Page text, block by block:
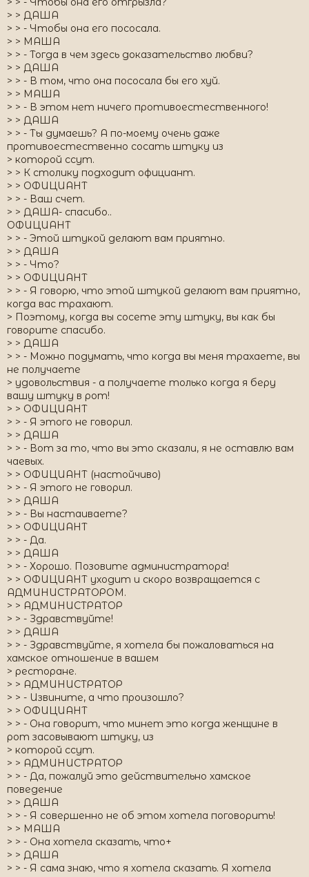
> > ДАША
> > - Чтобы она его пососала.
> > МАША
> > - Тогда в чем здесь доказательство любви?
> > ДАША
> > - В том, что она пососала бы его хуй.
> > МАША
> > - В этом нет ничего противоестественного!
> > ДАША
> > - Ты думаешь? А по-моему очень даже
противоестественно сосать штуку из
> которой ссут.
> > К столику подходит официант.
> > ОФИЦИАНТ
> > - Ваш счет.
> > ДАША- спасибо..
ОФИЦИАНТ
> > - Этой штукой делают вам приятно.
> > ДАША
> > - Что?
> > ОФИЦИАНТ
> > - Я говорю, что этой штукой делают вам приятно,
когда вас трахают.
> Поэтому, когда вы сосете эту штуку, вы как бы
говорите спасибо.
> > ДАША
> > - Можно подумать, что когда вы меня трахаете, вы
не получаете
> удовольствия - а получаете только когда я беру
вашу штуку в рот!
> > ОФИЦИАНТ
> > - Я этого не говорил.
> > ДАША
> > - Вот за то, что вы это сказали, я не оставлю вам
чаевых.
> > ОФИЦИАНТ (настойчиво)
> > - Я этого не говорил.
> > ДАША
> > - Вы настаиваете?
> > ОФИЦИАНТ
> > - Да.
> > ДАША
> > - Хорошо. Позовите администратора!
> > ОФИЦИАНТ уходит и скоро возвращается с
АДМИНИСТРАТОРОМ.
> > АДМИНИСТРАТОР
> > - Здравствуйте!
> > ДАША
> > - Здравствуйте, я хотела бы пожаловаться на
хамское отношение в вашем
> ресторане.
> > АДМИНИСТРАТОР
> > - Извините, а что произошло?
> > ОФИЦИАНТ
> > - Она говорит, что минет это когда женщине в
рот засовывают штуку, из
> которой ссут.
> > АДМИНИСТРАТОР
> > - Да, пожалуй это действительно хамское
поведение
> > ДАША
> > - Я совершенно не об этом хотела поговорить!
> > МАША
> > - Она хотела сказать, что+
> > ДАША
> > - Я сама знаю, что я хотела сказать. Я хотела